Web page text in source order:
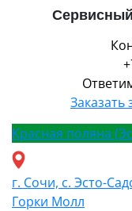
Красная поляна
г. Сочи, с. Эсто-
Горки Молл